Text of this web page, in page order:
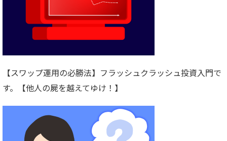
【スワップ運用の必勝法】フラッシュクラッシュ投資入門で
す。【他人の屍を越えてゆけ！】